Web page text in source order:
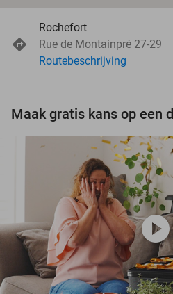
Rochefort
Rue de Montainpré 27-29
Routebeschrijving
play_circle